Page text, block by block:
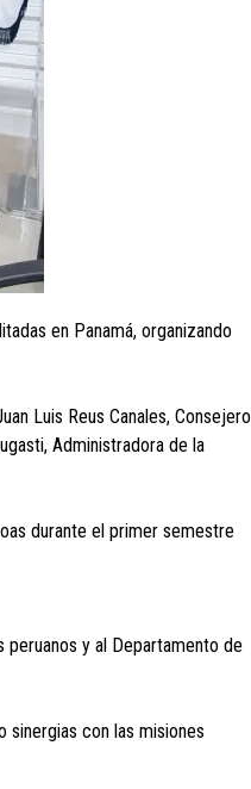
en Panamá, organizando
Luis Reus Canales, Consejero
Administradora de la
durante el primer semestre
y al Departamento de
sinergias con las misiones